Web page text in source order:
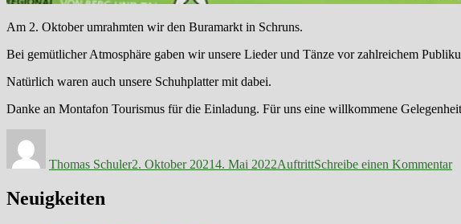
Am 2. Oktober umrahmten wir den Buramarkt in Schruns.
Bei gemütlicher Atmosphäre gaben wir unsere Lieder und Tänze vor zahlreichem
Natürlich waren auch unsere Schuhplatter mit dabei.
Danke an Montafon Tourismus für die Einladung. Für uns eine willkommene
Thomas Schuler2. Oktober 20214. Mai 2022AuftrittSchreibe einen Kommentar
Neuigkeiten